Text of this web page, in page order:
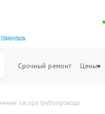
Мариуполь
Срочный ремонт Цены
засора трубопровода